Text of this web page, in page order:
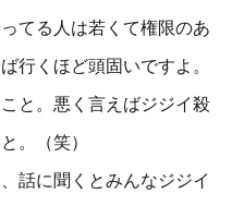
てる人は若くて権限のあ
行くほど頭固いですよ。
と。悪く言えばジジイ殺
。（笑）
話に聞くとみんなジジイ